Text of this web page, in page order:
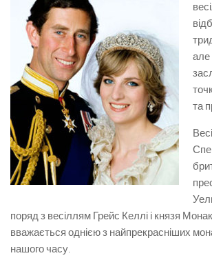
але
та
поряд з весіллям Грейс Келлі і князя
вважається однією з найпрекрасніших
нашого часу.